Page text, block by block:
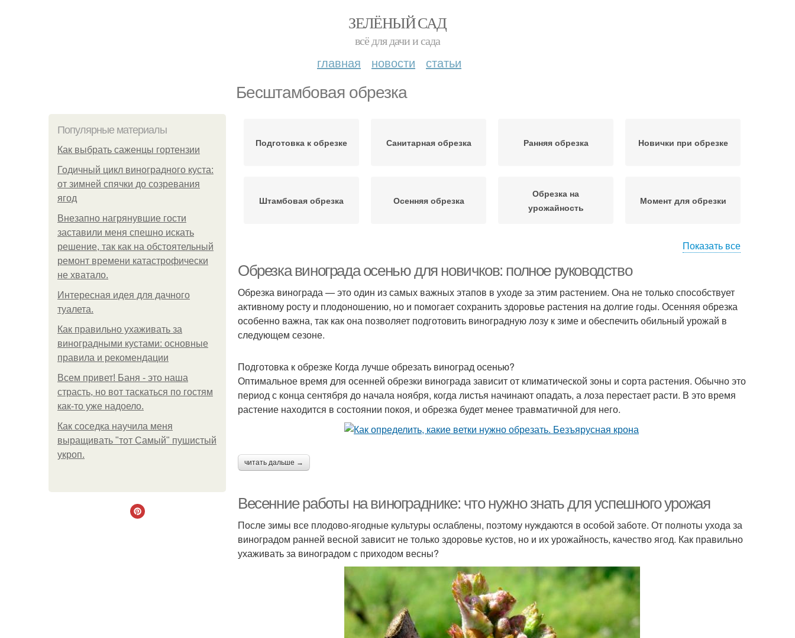
ЗЕЛЁНЫЙ САД
всё для дачи и сада
главная новости статьи
Бесштамбовая обрезка
Популярные материалы
Как выбрать саженцы гортензии
Годичный цикл виноградного куста:
от зимней спячки до созревания
ягод
Внезапно нагрянувшие гости
заставили меня спешно искать
решение, так как на обстоятельный
ремонт времени катастрофически
не хватало.
Интересная идея для дачного
туалета.
Как правильно ухаживать за
виноградными кустами: основные
правила и рекомендации
Всем привет! Баня - это наша
страсть, но вот таскаться по гостям
как-то уже надоело.
Как соседка научила меня
выращивать "тот Самый" пушистый
укроп.
Подготовка к обрезке Санитарная обрезка Ранняя обрезка Новички при обрезке
Штамбовая обрезка Осенняя обрезка
Обрезка на
урожайность
Момент для обрезки
Руководство по обрезке Инструкция по обрезке
Показать все
Обрезка винограда осенью для новичков: полное руководство
Обрезка винограда — это один из самых важных этапов в уходе за этим растением. Она не только способствует
активному росту и плодоношению, но и помогает сохранить здоровье растения на долгие годы. Осенняя обрезка
особенно важна, так как она позволяет подготовить виноградную лозу к зиме и обеспечить обильный урожай в
следующем сезоне.
Подготовка к обрезке Когда лучше обрезать виноград осенью?
Оптимальное время для осенней обрезки винограда зависит от климатической зоны и сорта растения. Обычно это
период с конца сентября до начала ноября, когда листья начинают опадать, а лоза перестает расти. В это время
растение находится в состоянии покоя, и обрезка будет менее травматичной для него.
читать дальше →
Весенние работы на винограднике: что нужно знать для успешного урожая
После зимы все плодово-ягодные культуры ослаблены, поэтому нуждаются в особой заботе. От полноты ухода за
виноградом ранней весной зависит не только здоровье кустов, но и их урожайность, качество ягод. Как правильно
ухаживать за виноградом с приходом весны?